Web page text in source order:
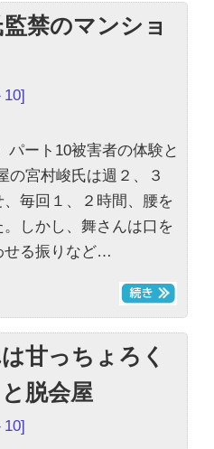
禁のマンショ
10]
パート10被害者の体験と
宮村峻氏は週２、３
毎回１、２時間、腰を
しかし、舞さんは口を
せる振りなど…
は甘っちょろく
脱会屋
10]